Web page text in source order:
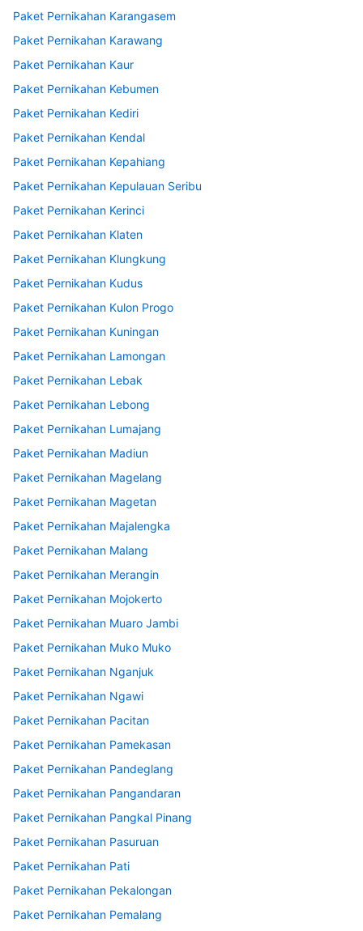
Paket Pernikahan Karangasem
Paket Pernikahan Karawang
Paket Pernikahan Kaur
Paket Pernikahan Kebumen
Paket Pernikahan Kediri
Paket Pernikahan Kendal
Paket Pernikahan Kepahiang
Paket Pernikahan Kepulauan Seribu
Paket Pernikahan Kerinci
Paket Pernikahan Klaten
Paket Pernikahan Klungkung
Paket Pernikahan Kudus
Paket Pernikahan Kulon Progo
Paket Pernikahan Kuningan
Paket Pernikahan Lamongan
Paket Pernikahan Lebak
Paket Pernikahan Lebong
Paket Pernikahan Lumajang
Paket Pernikahan Madiun
Paket Pernikahan Magelang
Paket Pernikahan Magetan
Paket Pernikahan Majalengka
Paket Pernikahan Malang
Paket Pernikahan Merangin
Paket Pernikahan Mojokerto
Paket Pernikahan Muaro Jambi
Paket Pernikahan Muko Muko
Paket Pernikahan Nganjuk
Paket Pernikahan Ngawi
Paket Pernikahan Pacitan
Paket Pernikahan Pamekasan
Paket Pernikahan Pandeglang
Paket Pernikahan Pangandaran
Paket Pernikahan Pangkal Pinang
Paket Pernikahan Pasuruan
Paket Pernikahan Pati
Paket Pernikahan Pekalongan
Paket Pernikahan Pemalang